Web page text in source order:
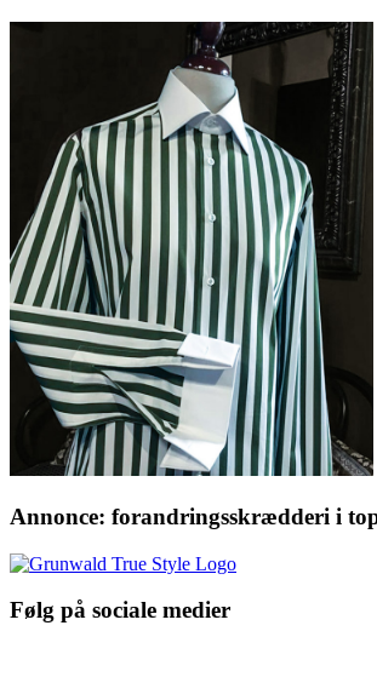
Annonce: forandringsskrædderi i
Følg på sociale medier